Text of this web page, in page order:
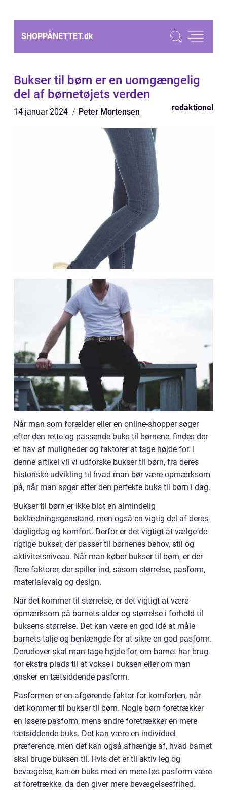
SHOPPÅNETTET.dk
Bukser til børn er en uomgængelig
del af børnetøjets verden
14 januar 2024 Peter Mortensen redaktionel
Når man som forælder eller en online-shopper søger
efter den rette og passende buks til børnene, findes der
et hav af muligheder og faktorer at tage højde for. I
denne artikel vil vi udforske bukser til børn, fra deres
historiske udvikling til hvad man bør være opmærksom
på, når man søger efter den perfekte buks til børn i dag.
Bukser til børn er ikke blot en almindelig
beklædningsgenstand, men også en vigtig del af deres
dagligdag og komfort. Derfor er det vigtigt at vælge de
rigtige bukser, der passer til børnenes behov, stil og
aktivitetsniveau. Når man køber bukser til børn, er der
flere faktorer, der spiller ind, såsom størrelse, pasform,
materialevalg og design.
Når det kommer til størrelse, er det vigtigt at være
opmærksom på barnets alder og størrelse i forhold til
buksens størrelse. Det kan være en god idé at måle
barnets talje og benlængde for at sikre en god pasform.
Derudover skal man tage højde for, om barnet har brug
for ekstra plads til at vokse i buksen eller om man
ønsker en tætsiddende pasform.
Pasformen er en afgørende faktor for komforten, når
det kommer til bukser til børn. Nogle børn foretrækker
en løsere pasform, mens andre foretrækker en mere
tætsiddende buks. Det kan være en individuel
præference, men det kan også afhænge af, hvad barnet
skal bruge buksen til. Hvis det er til aktiv leg og
bevægelse, kan en buks med en mere løs pasform være
at foretrække, da den giver mere bevægelsesfrihed.